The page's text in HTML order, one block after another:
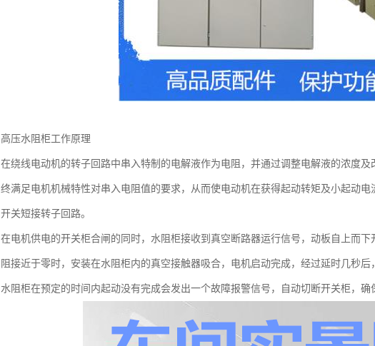
高压水阻柜工作原理
在绕线电动机的转子回路中串入特制的电解液作为电阻，并通过调整电解液的浓度
终满足电机机械特性对串入电阻值的要求，从而使电动机在获得起动转矩及小起动
开关短接转子回路。
在电机供电的开关柜合闸的同时，水阻柜接收到真空断路器运行信号，动板自上而
阻接近于零时，安装在水阻柜内的真空接触器吸合，电机启动完成，经过延时几秒
水阻柜在预定的时间内起动没有完成会发出一个故障报警信号，自动切断开关柜，确